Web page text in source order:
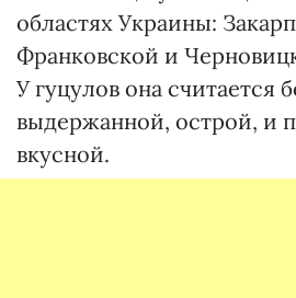
областях Украины:
Франковской и
У гуцулов она считается
выдержанной, острой, и
вкусной.